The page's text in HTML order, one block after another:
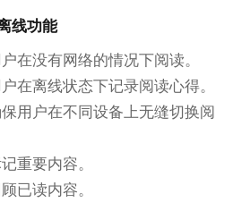
线功能
在没有网络的情况下阅读。
在离线状态下记录阅读心得。
用户在不同设备上无缝切换阅
重要内容。
已读内容。